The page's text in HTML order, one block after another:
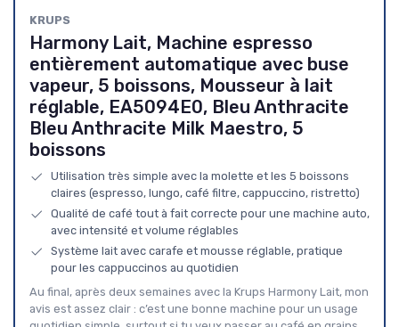
KRUPS
Harmony Lait, Machine espresso
entièrement automatique avec buse
vapeur, 5 boissons, Mousseur à lait
réglable, EA5094E0, Bleu Anthracite
Bleu Anthracite Milk Maestro, 5
boissons
Utilisation très simple avec la molette et les 5 boissons
claires (espresso, lungo, café filtre, cappuccino, ristretto)
Qualité de café tout à fait correcte pour une machine auto,
avec intensité et volume réglables
Système lait avec carafe et mousse réglable, pratique
pour les cappuccinos au quotidien
Au final, après deux semaines avec la Krups Harmony Lait, mon
avis est assez clair : c’est une bonne machine pour un usage